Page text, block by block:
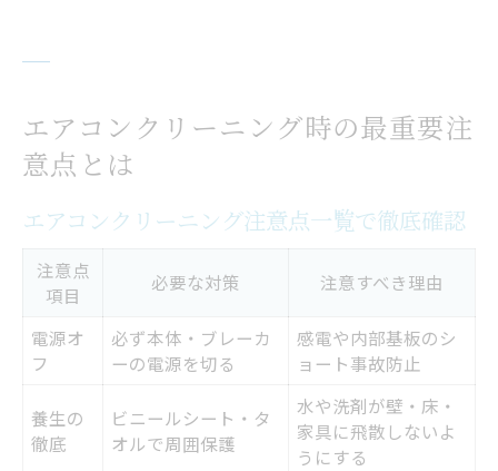
自分で掃除するときに気をつけるポイント
自分でエアコンクリーニングする場合の手
フィルター掃除で失敗しないための工夫
DIY清掃とプロ依頼の違いを知る
失敗を防ぐエアコンクリーニングの極意
失敗事例に学ぶエアコンクリーニング注意
エアコンクリーニング時の最重要注
意点とは
エアコンクリーニング注意点一覧で徹底確認
注意点
項目
必要な対策 注意すべき理由
電源オ
フ
必ず本体・ブレーカ
ーの電源を切る
感電や内部基板のシ
ョート事故防止
養生の
徹底
ビニールシート・タ
オルで周囲保護
水や洗剤が壁・床・
家具に飛散しないよ
うにする